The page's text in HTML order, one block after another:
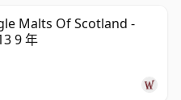
Malts Of Scotland -
9 年